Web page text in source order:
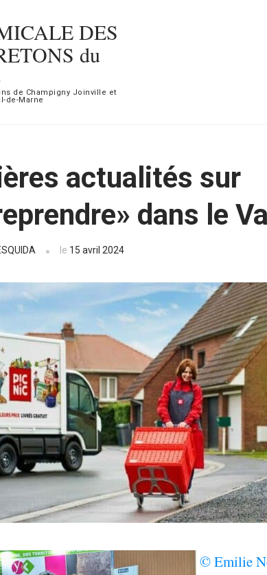
DES
du
de Champigny Joinville et
de-Marne
actualités sur
dans le
le 15 avril 2024
© Emilie